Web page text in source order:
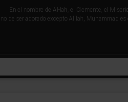
En el nombre de Al-lah, el Clemente, el
de ser adorado excepto Al'lah, Muhammad